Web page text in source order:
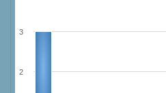
2
3